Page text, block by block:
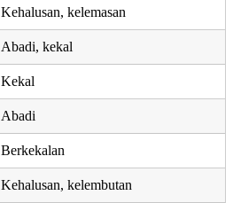
Kehalusan, kelemasan
Abadi, kekal
Kekal
Abadi
Berkekalan
Kehalusan, kelembutan